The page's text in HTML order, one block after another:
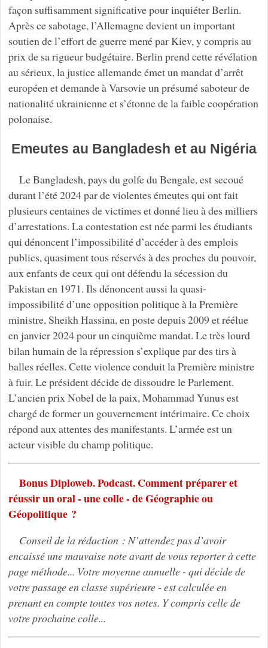
façon suffisamment significative pour inquiéter Berlin.
Après ce sabotage, l’Allemagne devient un important
soutien de l’effort de guerre mené par Kiev, y compris au
prix de sa rigueur budgétaire. Berlin prend cette révélation
au sérieux, la justice allemande émet un mandat d’arrêt
européen et demande à Varsovie un présumé saboteur de
nationalité ukrainienne et s’étonne de la faible coopération
polonaise.
Emeutes au Bangladesh et au Nigéria
Le Bangladesh, pays du golfe du Bengale, est secoué
durant l’été 2024 par de violentes émeutes qui ont fait
plusieurs centaines de victimes et donné lieu à des milliers
d’arrestations. La contestation est née parmi les étudiants
qui dénoncent l’impossibilité d’accéder à des emplois
publics, quasiment tous réservés à des proches du pouvoir,
aux enfants de ceux qui ont défendu la sécession du
Pakistan en 1971. Ils dénoncent aussi la quasi-
impossibilité d’une opposition politique à la Première
ministre, Sheikh Hassina, en poste depuis 2009 et réélue
en janvier 2024 pour un cinquième mandat. Le très lourd
bilan humain de la répression s’explique par des tirs à
balles réelles. Cette violence conduit la Première ministre
à fuir. Le président décide de dissoudre le Parlement.
L’ancien prix Nobel de la paix, Mohammad Yunus est
chargé de former un gouvernement intérimaire. Ce choix
répond aux attentes des manifestants. L’armée est un
acteur visible du champ politique.
Bonus Diploweb. Podcast. Comment préparer et
réussir un oral - une colle - de Géographie ou
Géopolitique ?
Conseil de la rédaction : N’attendez pas d’avoir
encaissé une mauvaise note avant de vous reporter à cette
page méthode... Votre moyenne annuelle - qui décide de
votre passage en classe supérieure - est calculée en
prenant en compte toutes vos notes. Y compris celle de
votre prochaine colle...